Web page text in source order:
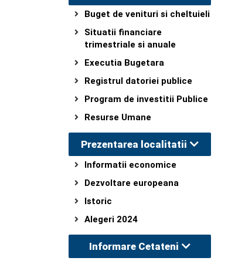
Buget de venituri si cheltuieli
Situatii financiare
trimestriale si anuale
Executia Bugetara
Registrul datoriei publice
Program de investitii Publice
Resurse Umane
Prezentarea localitatii
Informatii economice
Dezvoltare europeana
Istoric
Alegeri 2024
Informare Cetateni